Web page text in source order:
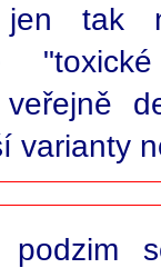
jen tak
veřejně
varianty
podzim